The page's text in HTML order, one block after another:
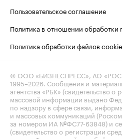
Пользовательское соглашение
Политика в отношении обработки
Политика обработки файлов cookie
© ООО «БИЗНЕСПРЕСС», АО
1995–2026. Сообщения и
агентства «РБК» (свидетельство о
массовой информации выдано
по надзору в сфере связи,
и массовых коммуникаций
за номером ИА №ФС77-63848) и
(свидетельство о регистрации